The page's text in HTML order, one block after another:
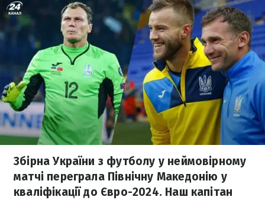
Збірна України з футболу у неймовірному
матчі переграла Північну Македонію у
кваліфікації до Євро-2024. Наш капітан